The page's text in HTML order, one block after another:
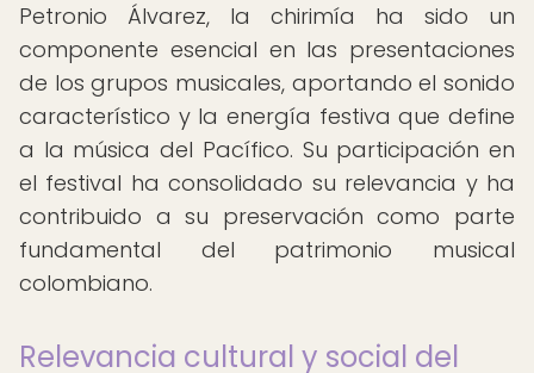
Petronio Álvarez, la chirimía ha sido un
componente esencial en las presentaciones
de los grupos musicales, aportando el sonido
característico y la energía festiva que define
a la música del Pacífico. Su participación en
el festival ha consolidado su relevancia y ha
contribuido a su preservación como parte
fundamental del patrimonio musical
colombiano.
Relevancia cultural y social del